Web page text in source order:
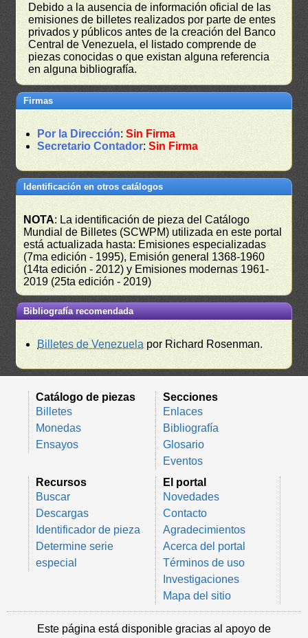
Debido a la ausencia de información oficial de las
emisiones de billetes realizados por parte de entes
privados y públicos antes de la creación del Banco
Central de Venezuela, el listado comprende de
piezas conocidas o que existan alguna referencia
en alguna bibliografía.
Firmas
Por la Dirección:Sin Firma
Secretario Contador:Sin Firma
Identificación en otros catálogos
NOTA: La identificación de pieza del Catálogo
Mundial de Billetes (SCWPM) utilizada en este portal
está actualizada hasta: Emisiones especializadas
(7ma edición - 1995), Emisión general 1368-1960
(14ta edición - 2012) y Emisiones modernas 1961-
2019 (25ta edición - 2019)
Bibliografía recomendada
Billetes de Venezuela por Richard Rosenman.
Catálogo de piezas
Billetes
Monedas
Ensayos
Secciones
Enlaces
Bibliografía
Glosario
Eventos
Recursos
Buscar
Descargas
Identificador de pieza
Determine serie
especial
El portal
Novedades
Contacto
Agradecimientos
Acerca del portal
Términos de uso
Investigaciones
Mapa del sitio
Este página está disponible gracias al apoyo de